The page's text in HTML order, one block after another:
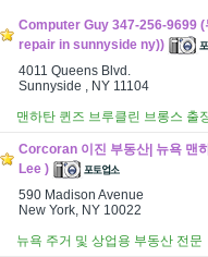
Computer Guy 347-256-9699
repair in sunnyside ny))
4011 Queens Blvd.
Sunnyside , NY 11104
맨하탄 퀸즈 브루클린 브롱스 출
Corcoran 이진 부동산| 뉴욕 맨
Lee )
590 Madison Avenue
New York, NY 10022
뉴욕 주거 및 상업용 부동산 전문